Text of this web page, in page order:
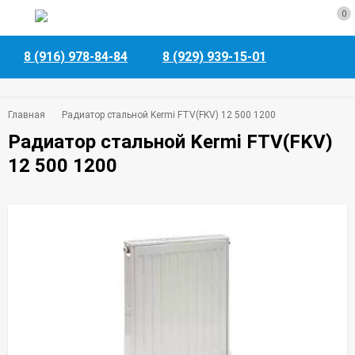
0
8 (916) 978-84-84 8 (929) 939-15-01
Главная Радиатор стальной Kermi FTV(FKV) 12 500 1200
Радиатор стальной Kermi FTV(FKV)
12 500 1200